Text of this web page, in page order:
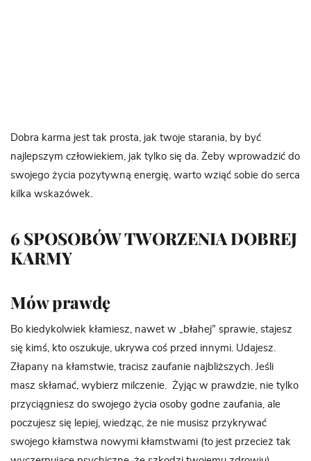
Dobra karma jest tak prosta, jak twoje starania, by być
najlepszym człowiekiem, jak tylko się da. Żeby wprowadzić do
swojego życia pozytywną energię, warto wziąć sobie do serca
kilka wskazówek.
6 SPOSOBÓW TWORZENIA DOBREJ
KARMY
Mów prawdę
Bo kiedykolwiek kłamiesz, nawet w „błahej” sprawie, stajesz
się kimś, kto oszukuje, ukrywa coś przed innymi. Udajesz.
Złapany na kłamstwie, tracisz zaufanie najbliższych. Jeśli
masz skłamać, wybierz milczenie. Żyjąc w prawdzie, nie tylko
przyciągniesz do swojego życia osoby godne zaufania, ale
poczujesz się lepiej, wiedząc, że nie musisz przykrywać
swojego kłamstwa nowymi kłamstwami (to jest przecież tak